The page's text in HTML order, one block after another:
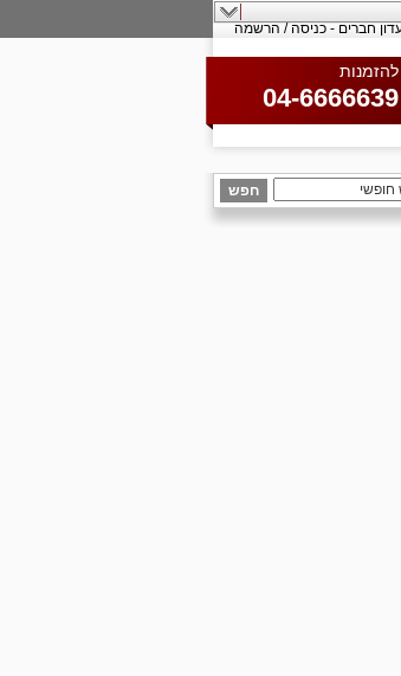
חברים - כניסה / הרשמה
להזמנות
04-6666639
חפש